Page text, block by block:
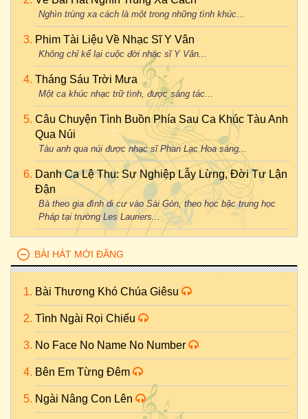
Nghìn trùng xa cách là một trong những tình khúc...
Phim Tài Liệu Về Nhạc Sĩ Y Vân
Không chỉ kể lại cuộc đời nhạc sĩ Y Vân...
Tháng Sáu Trời Mưa
Một ca khúc nhạc trữ tình, được sáng tác...
Câu Chuyện Tình Buồn Phía Sau Ca Khúc Tàu Anh
Qua Núi
Tàu anh qua núi được nhạc sĩ Phan Lạc Hoa sáng...
Danh Ca Lệ Thu: Sự Nghiệp Lẫy Lừng, Đời Tư Lận
Đận
Bà theo gia đình di cư vào Sài Gòn, theo học bậc trung học
Pháp tại trường Les Lauriers...
BÀI HÁT MỚI ĐĂNG
Bài Thương Khó Chúa Giêsu
Tình Ngài Rọi Chiếu
No Face No Name No Number
Bên Em Từng Đêm
Ngài Nâng Con Lên